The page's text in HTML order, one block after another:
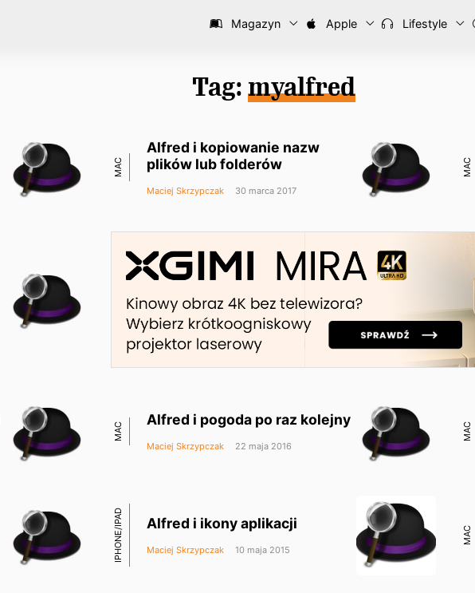
Magazyn Apple Lifestyle
Tag: myalfred
MAC
Alfred i kopiowanie nazw
plików lub folderów
Maciej Skrzypczak 30 marca 2017
MAC
MAC
Alfred i pogoda po raz kolejny
Maciej Skrzypczak 22 maja 2016
MAC
IPHONE/IPAD Alfred i ikony aplikacji
Maciej Skrzypczak 10 maja 2015
MAC